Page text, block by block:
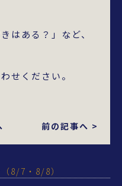
はある？」など、
せください。
前の記事へ >
8/7・8/8）